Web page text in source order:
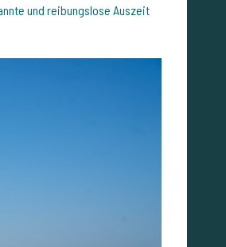
und reibungslose Auszeit